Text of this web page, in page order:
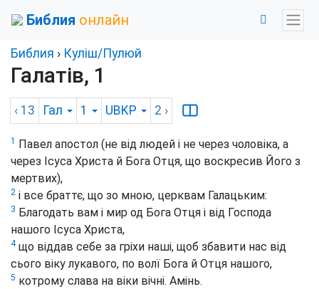
Библия онлайн
Библия › Куліш/Пулюй
Галатів, 1
‹ 13 Гал 1 UBKP 2 ›
1
Павел апостол (не від людей і не через чоловіка, а
через Ісуса Христа й Бога Отця, що воскресив Його з
мертвих),
2 і все браттє, що зо мною, церквам Галацьким:
3 Благодать вам і мир од Бога Отця і від Господа
нашого Ісуса Христа,
4що віддав себе за гріхи наші, щоб збавити нас від
сього віку лукавого, по волї Бога й Отця нашого,
5 котрому слава на віки вічні. Амінь.